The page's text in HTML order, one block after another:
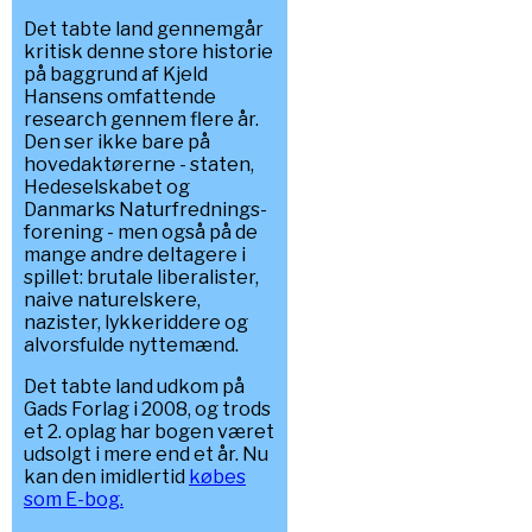
Det tabte land gennemgår
kritisk denne store historie
på baggrund af Kjeld
Hansens omfattende
research gennem flere år.
Den ser ikke bare på
hovedaktørerne - staten,
Hedeselskabet og
Danmarks Naturfrednings-
forening - men også på de
mange andre deltagere i
spillet: brutale liberalister,
naive naturelskere,
nazister, lykkeriddere og
alvorsfulde nyttemænd.
Det tabte land udkom på
Gads Forlag i 2008, og trods
et 2. oplag har bogen været
udsolgt i mere end et år. Nu
kan den imidlertid købes
som E-bog.